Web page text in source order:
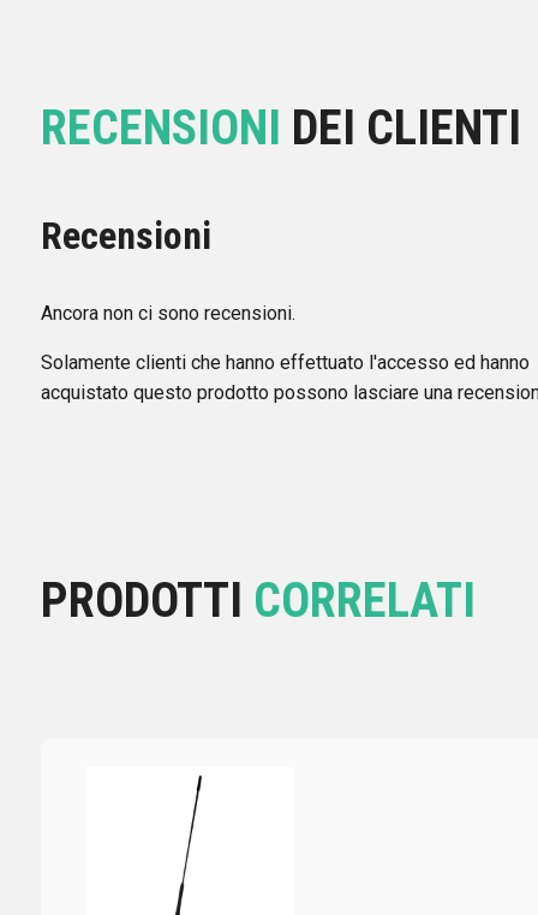
RECENSIONI DEI CLIENTI
Recensioni
Ancora non ci sono recensioni.
Solamente clienti che hanno effettuato l'accesso ed hanno
acquistato questo prodotto possono lasciare una
PRODOTTI CORRELATI